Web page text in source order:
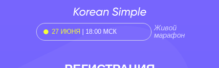
27 ИЮНЯ | 18:00 МСК
Живой
марафон